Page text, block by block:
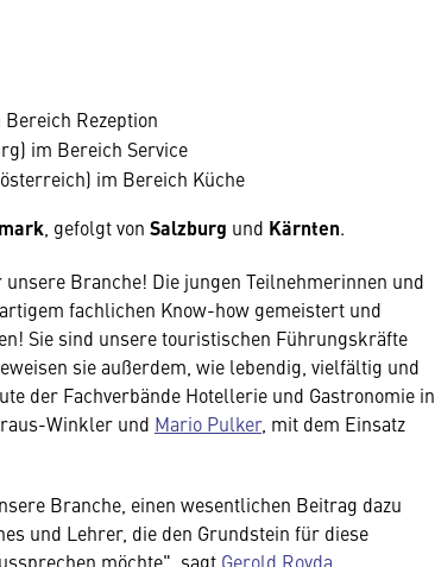
Rezeption
im Bereich Service
im Bereich Küche
, gefolgt von Salzburg und Kärnten.
Branche! Die jungen Teilnehmerinnen und
fachlichen Know-how gemeistert und
Sie sind unsere touristischen Führungskräfte
sie außerdem, wie lebendig, vielfältig und
der Fachverbände Hotellerie und Gastronomie in
Winkler und Mario Pulker, mit dem Einsatz
Branche, einen wesentlichen Beitrag dazu
und Lehrer, die den Grundstein für diese
möchte", sagt Gerold Royda